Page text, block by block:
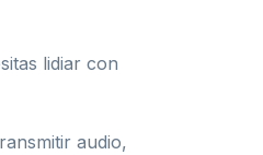
lidiar con
audio,